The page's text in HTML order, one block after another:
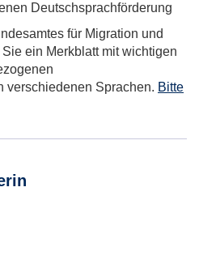
Deutschsprachförderung
für Migration und
ein Merkblatt mit wichtigen
verschiedenen Sprachen. Bitte